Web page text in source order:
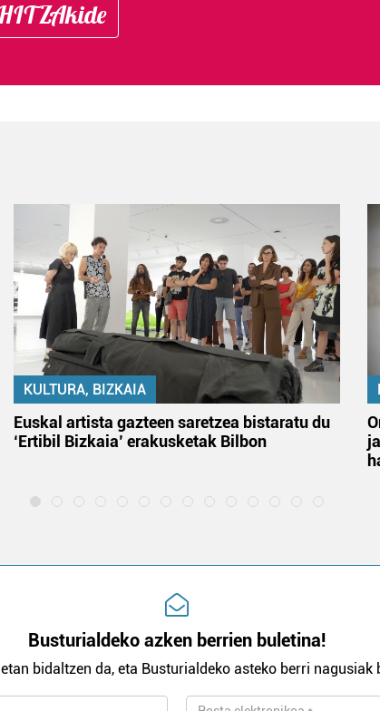
KULTURA, BIZKAIA
Euskal artista gazteen saretzea bistaratu du
‘Ertibil Bizkaia’ erakusketak Bilbon
Busturialdeko azken berrien buletina!
bidaltzen da, eta Busturialdeko asteko berri nagusiak